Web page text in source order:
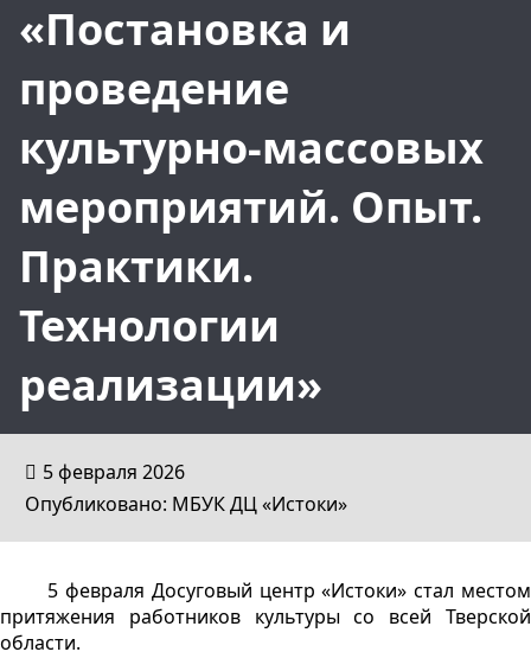
«Постановка и
проведение
культурно-массовых
мероприятий. Опыт.
Практики.
Технологии
реализации»
5 февраля 2026
Опубликовано: МБУК ДЦ «Истоки»
5 февраля Досуговый центр «Истоки» стал местом
притяжения работников культуры со всей Тверской
области.